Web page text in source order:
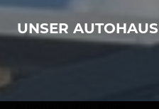
UNSER AUTOHAUS